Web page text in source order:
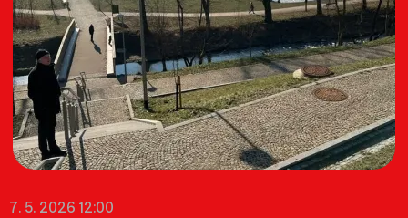
7. 5. 2026 12:00